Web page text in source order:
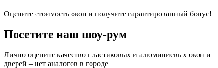
Оцените стоимость окон и получите гарантированный бонус!
Посетите наш шоу-рум
Лично оцените качество пластиковых и алюминиевых окон и
дверей – нет аналогов в городе.